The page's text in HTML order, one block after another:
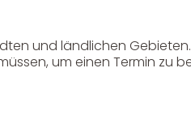
und ländlichen
um einen Termin zu